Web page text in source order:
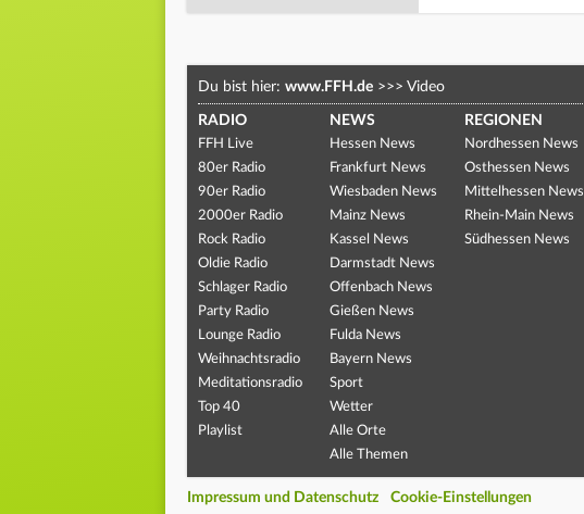
Du bist hier: www.FFH.de >>> Video
RADIO
FFH Live
80er Radio
90er Radio
2000er Radio
Rock Radio
Oldie Radio
Schlager Radio
Party Radio
Lounge Radio
Weihnachtsradio
Meditationsradio
Top 40
Playlist
NEWS
Hessen News
Frankfurt News
Wiesbaden News
Mainz News
Kassel News
Darmstadt News
Offenbach News
Gießen News
Fulda News
Bayern News
Sport
Wetter
Alle Orte
Alle Themen
REGIONEN
Nordhessen News
Osthessen News
Mittelhessen News
Rhein-Main News
Südhessen News
Impressum und Datenschutz Cookie-Einstellungen